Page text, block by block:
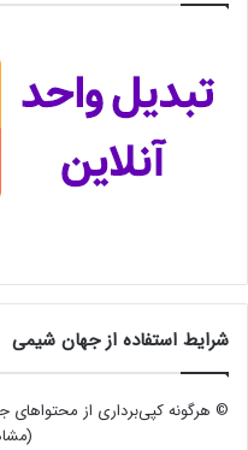
شرایط استفاده از جهان شیمی
© هرگونه کپی‌برداری از
(